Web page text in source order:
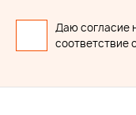
Даю согласие
соответствие с